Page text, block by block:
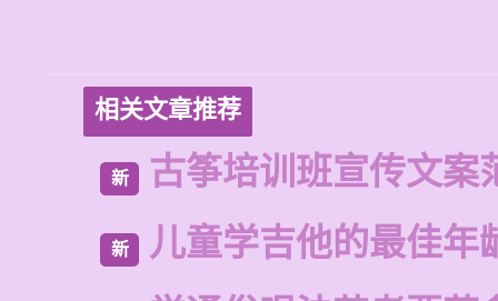
相关文章推荐
新 古筝培训班宣传文案
新
儿童学吉他的最佳年